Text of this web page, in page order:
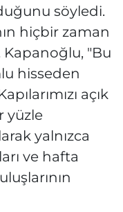
söyledi.
hiçbir zaman
Kapanoğlu, "Bu
hisseden
açık
yüzle
yalnızca
ve hafta